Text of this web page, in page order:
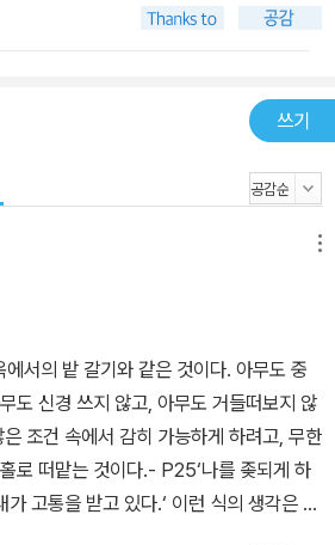
쓰기
서의 밭 갈기와 같은 것이다. 아무도 중
도 신경 쓰지 않고, 아무도 거들떠보지 않
조건 속에서 감히 가능하게 하려고, 무한
로 떠맡는 것이다.- P25‘나를 좆되게 하
고통을 받고 있다.‘ 이런 식의 생각은 그